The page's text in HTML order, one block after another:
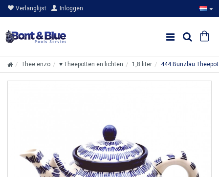
Verlanglijst Inloggen
Thee enzo ♥ Theepotten en lichten 1,8 liter 444 Bunzlau